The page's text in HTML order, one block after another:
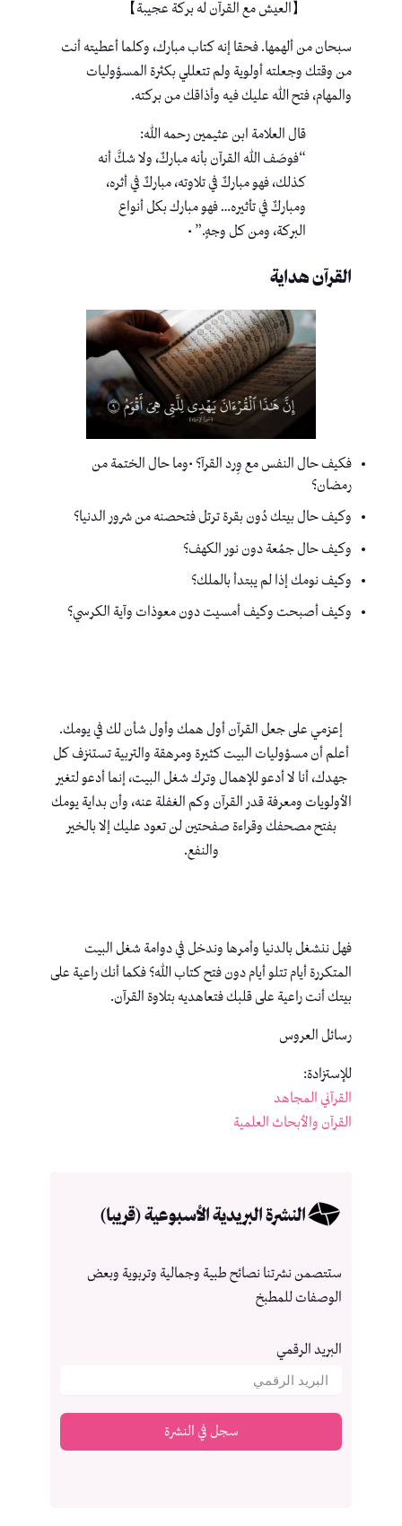
【العيش مع القرآن له بركة عجيبة】
سبحان من ألهمها. فحقا إنه كتاب مبارك، وكلما أعطيته أنت
من وقتك وجعلته أولوية ولم تتعللي بكثرة المسؤوليات
والمهام، فتح الله عليك فيه وأذاقك من بركته.
قال العلامة ابن عثيمين رحمه الله:
“فوصَف الله القرآن بأنه مباركٌ، ولا شكَّ أنه
كذلك، فهو مباركٌ في تلاوته، مباركٌ في أثره،
ومباركٌ في تأثيره… فهو مبارك بكل أنواع
البركة، ومن كل وجهٍ.” •
القرآن هداية
فكيف حال النفس مع وِرد القرآ؟ •وما حال الختمة من
رمضان؟
وكيف حال بيتك دُون بقرة ترتل فتحصنه من شرور الدنيا؟
وكيف حال جمُعة دون نور الكهف؟
وكيف نومك إذا لم يبتدأ بالملك؟
وكيف أصبحت وكيف أمسيت دون معوذات وآية الكرسي؟
إعزمي على جعل القرآن أول همك وأول شأن لك في يومك.
أعلم أن مسؤوليات البيت كثيرة ومرهقة والتربية تستنزف كل
جهدك، أنا لا أدعو للإهمال وترك شغل البيت، إنما أدعو لتغير
الأولويات ومعرفة قدر القرآن وكم الغفلة عنه، وأن بداية يومك
بفتح مصحفك وقراءة صفحتين لن تعود عليك إلا بالخير
والنفع.
فهل ننشغل بالدنيا وأمرها وندخل في دوامة شغل البيت
المتكررة أيام تتلو أيام دون فتح كتاب الله؟ فكما أنك راعية على
بيتك أنت راعية على قلبك فتعاهديه بتلاوة القرآن.
رسائل العروس
للإستزادة:
القرآني المجاهد
القرآن والأبحاث العلمية
النشرة البريدية الأسبوعية (قريبا)
ستتصمن نشرتنا نصائح طبية وجمالية وتربوية وبعض
الوصفات للمطبخ
البريد الرقمي
سجل في النشرة